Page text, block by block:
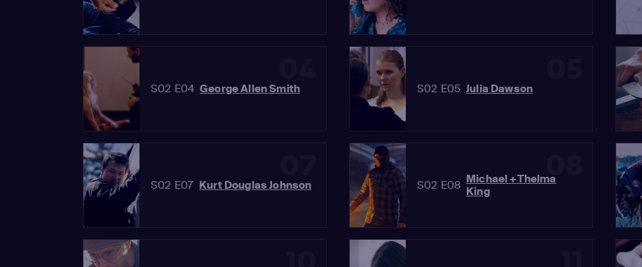
S02 E04 George Allen Smith S02 E05 Julia Dawson
S02 E07 Kurt Douglas Johnson S02 E08 Michael +Thelma
King